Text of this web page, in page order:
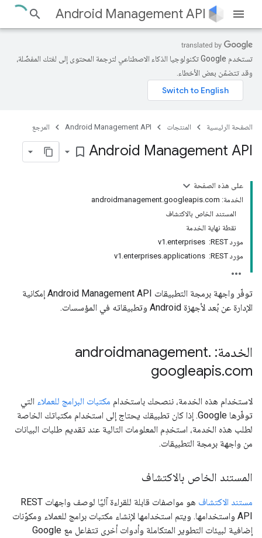
Android Management API
تستخدم Google تكنولوجيا الذكاء الاصطناعي لترجمة المحتوى إلى لغتك المفضّلة،
وقد تتضمّن بعض الأخطاء.
الصفحة الرئيسية المنتجات Android Management API المرجع
Android Management API
bookmark_border
على هذه الصفحة
الخدمة: androidmanagement.googleapis.com
المستند الخاص بالاكتشاف
نقطة نهاية الخدمة
مورد REST: ‏ v1.enterprises
مورد REST: ‏ v1.enterprises.applications
توفّر واجهة برمجة التطبيقات Android Management API إمكانية
الإدارة عن بُعد لأجهزة Android وتطبيقاته في المؤسسات.
الخدمة: androidmanagement .
googleapis.com
لاستخدام هذه الخدمة، ننصحك باستخدام مكتبات البرامج للعملاء التي
توفّرها Google. إذا كان تطبيقك يحتاج إلى استخدام مكتباتك الخاصة
لطلب هذه الخدمة، استخدِم المعلومات التالية عند تقديم طلبات البيانات
من واجهة برمجة التطبيقات.
المستند الخاص بالاكتشاف
مستند الاكتشاف
هو مواصفات قابلة للقراءة آليًا لوصف واجهات REST
API واستخدامها. ويتم استخدامها لإنشاء مكتبات برامج للعملاء ومكوّنات
إضافية لبيئات التطوير المتكاملة وأدوات أخرى تتفاعل مع Google